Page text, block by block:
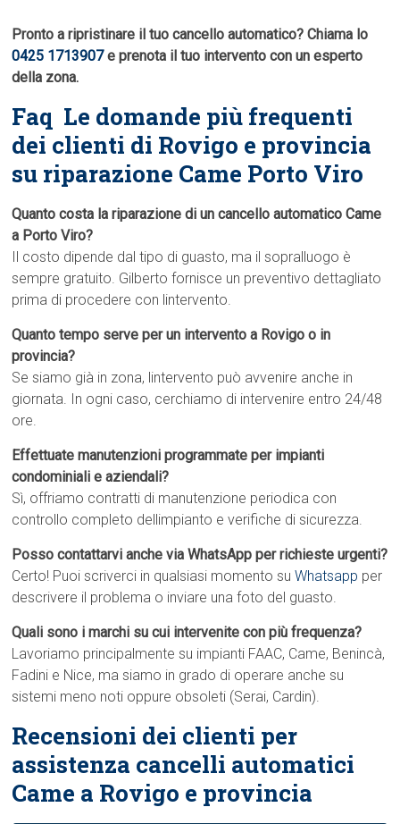
Pronto a ripristinare il tuo cancello automatico? Chiama lo
0425 1713907e prenota il tuo intervento con un esperto
della zona.
Faq  Le domande più frequenti
dei clienti di Rovigo e provincia
su riparazione Came Porto Viro
Quanto costa la riparazione di un cancello automatico Came
a Porto Viro?
Il costo dipende dal tipo di guasto, ma il sopralluogo è
sempre gratuito. Gilberto fornisce un preventivo dettagliato
prima di procedere con lintervento.
Quanto tempo serve per un intervento a Rovigo o in
provincia?
Se siamo già in zona, lintervento può avvenire anche in
giornata. In ogni caso, cerchiamo di intervenire entro 24/48
ore.
Effettuate manutenzioni programmate per impianti
condominiali e aziendali?
Sì, offriamo contratti di manutenzione periodica con
controllo completo dellimpianto e verifiche di sicurezza.
Posso contattarvi anche via WhatsApp per richieste urgenti?
Certo! Puoi scriverci in qualsiasi momento suWhatsapp per
descrivere il problema o inviare una foto del guasto.
Quali sono i marchi su cui intervenite con più frequenza?
Lavoriamo principalmente su impianti FAAC, Came, Benincà,
Fadini e Nice, ma siamo in grado di operare anche su
sistemi meno noti oppure obsoleti (Serai, Cardin).
Recensioni dei clienti per
assistenza cancelli automatici
Came a Rovigo e provincia